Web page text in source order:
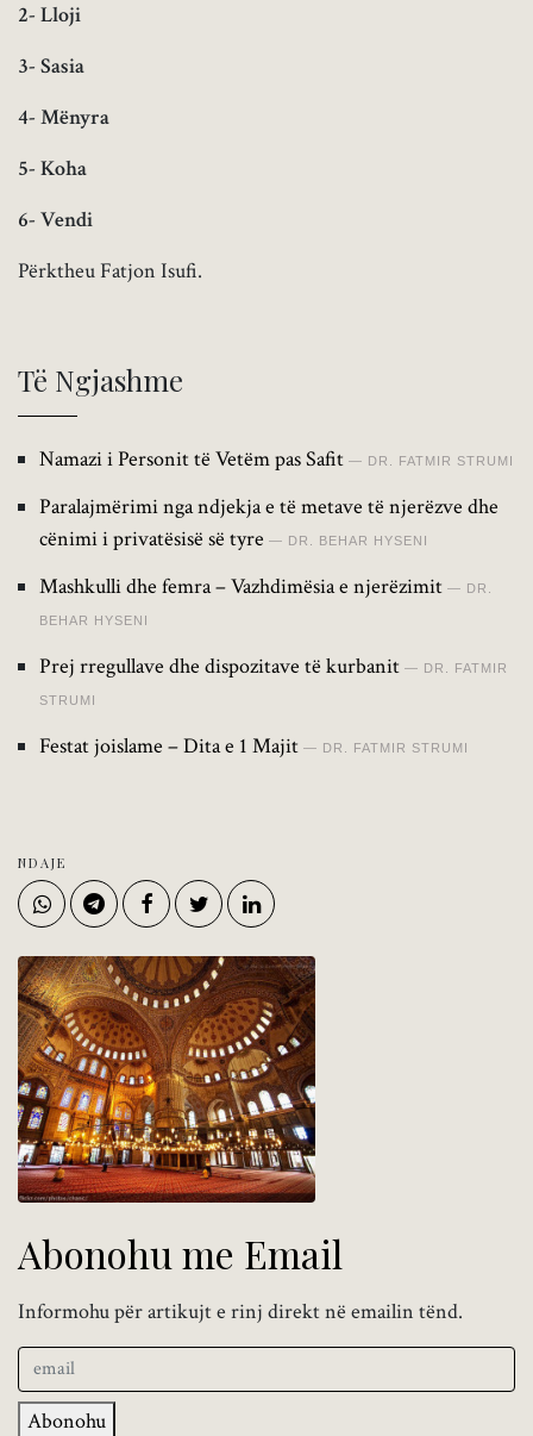
2- Lloji
3- Sasia
4- Mënyra
5- Koha
6- Vendi
Përktheu Fatjon Isufi.
Të Ngjashme
Namazi i Personit të Vetëm pas Safit DR. FATMIR STRUMI
Paralajmërimi nga ndjekja e të metave të njerëzve dhe
cënimi i privatësisë së tyre
DR. BEHAR HYSENI
Mashkulli dhe femra – Vazhdimësia e njerëzimit DR.
BEHAR HYSENI
Prej rregullave dhe dispozitave të kurbanit DR. FATMIR
STRUMI
Festat joislame – Dita e 1 Majit DR. FATMIR STRUMI
NDAJE
Abonohu me Email
Informohu për artikujt e rinj direkt në emailin tënd.
Abonohu